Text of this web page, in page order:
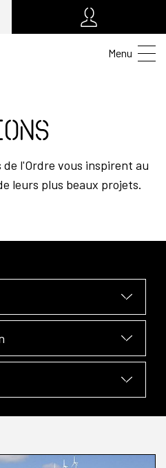
Menu
l'Ordre vous inspirent au
leurs plus beaux projets.